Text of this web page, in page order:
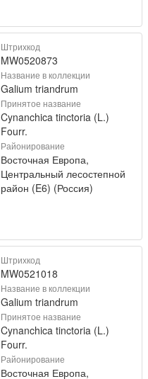
Штрихкод
MW0520873
Название в коллекции
Galium triandrum
Принятое название
Cynanchica tinctoria (L.)
Fourr.
Районирование
Восточная Европа,
Центральный лесостепной
район (E6) (Россия)
Штрихкод
MW0521018
Название в коллекции
Galium triandrum
Принятое название
Cynanchica tinctoria (L.)
Fourr.
Районирование
Восточная Европа,